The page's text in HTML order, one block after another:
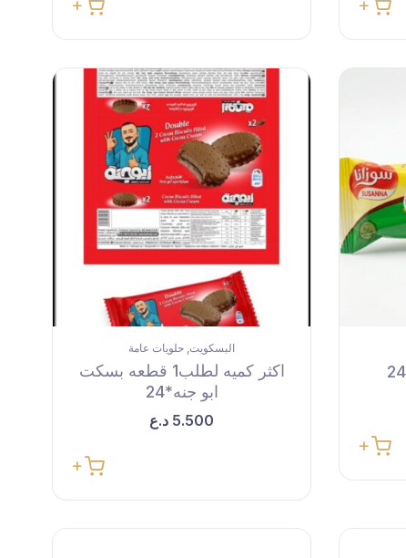
البسكويت, حلويات عامة
اكثر كميه لطلب1 قطعه بسكت
ابو جنه*24
5.500 د.ع